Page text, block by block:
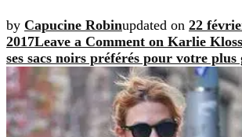
by Capucine Robinupdated on 22
2017Leave a Comment on Karlie
ses sacs noirs préférés pour votre